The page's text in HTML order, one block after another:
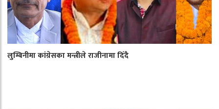
लुम्बिनीमा कांग्रेसका मन्त्रीले राजीनामा दिँदै